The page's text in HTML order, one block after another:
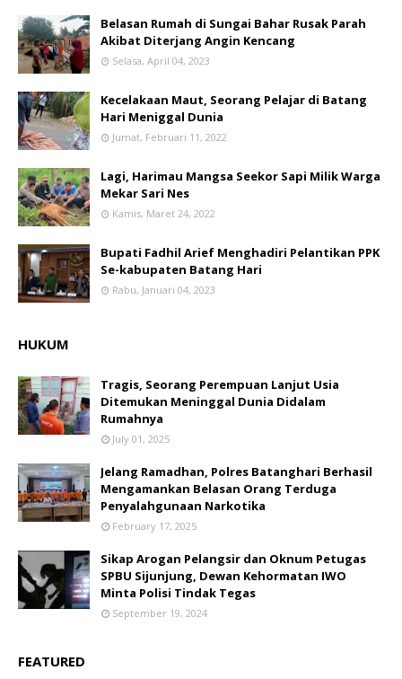
Belasan Rumah di Sungai Bahar Rusak Parah
Akibat Diterjang Angin Kencang
Selasa, April 04, 2023
Kecelakaan Maut, Seorang Pelajar di Batang
Hari Meniggal Dunia
Jumat, Februari 11, 2022
Lagi, Harimau Mangsa Seekor Sapi Milik Warga
Mekar Sari Nes
Kamis, Maret 24, 2022
Bupati Fadhil Arief Menghadiri Pelantikan PPK
Se-kabupaten Batang Hari
Rabu, Januari 04, 2023
HUKUM
Tragis, Seorang Perempuan Lanjut Usia
Ditemukan Meninggal Dunia Didalam
Rumahnya
July 01, 2025
Jelang Ramadhan, Polres Batanghari Berhasil
Mengamankan Belasan Orang Terduga
Penyalahgunaan Narkotika
February 17, 2025
Sikap Arogan Pelangsir dan Oknum Petugas
SPBU Sijunjung, Dewan Kehormatan IWO
Minta Polisi Tindak Tegas
September 19, 2024
FEATURED